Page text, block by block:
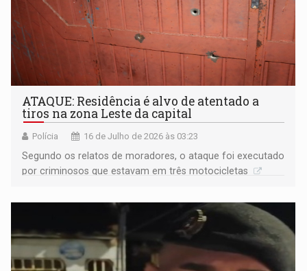
ATAQUE: Residência é alvo de atentado a
tiros na zona Leste da capital ​
Polícia 16 de Julho de 2026 às 03:23
Segundo os relatos de moradores, o ataque foi executado
por criminosos que estavam em três motocicletas